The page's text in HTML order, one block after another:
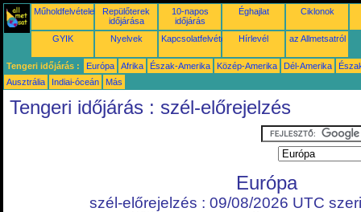
Műholdfelvételek
Repülőterek
időjárása
10-napos
időjárás
Éghajlat Ciklonok
GYIK Nyelvek Kapcsolatfelvétel Hírlevél az Allmetsatról
Tengeri időjárás : Európa Afrika Észak-Amerika Közép-Amerika Dél-Amerika
Ausztrália
Indiai-óceán Más
Tengeri időjárás : szél-előrejelzés
Európa
szél-előrejelzés : 09/08/2026 UTC